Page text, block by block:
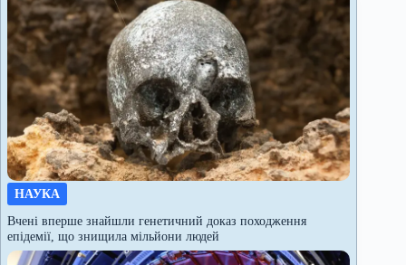
НАУКА
Вчені вперше знайшли генетичний доказ походження
епідемії, що знищила мільйони людей